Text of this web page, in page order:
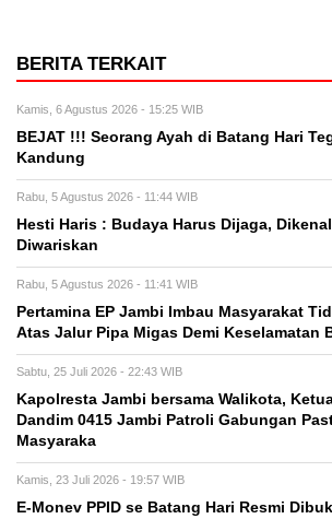
BERITA TERKAIT
Kamis, 6 Agustus 2026 - 15:25 WIB
BEJAT !!! Seorang Ayah di Batang Hari
Kandung
Rabu, 5 Agustus 2026 - 11:44 WIB
Hesti Haris : Budaya Harus Dijaga,
Diwariskan
Rabu, 5 Agustus 2026 - 11:41 WIB
Pertamina EP Jambi Imbau Masyarakat
Atas Jalur Pipa Migas Demi Keselamatan
Sabtu, 25 Juli 2026 - 22:43 WIB
Kapolresta Jambi bersama Walikota,
Dandim 0415 Jambi Patroli Gabungan
Masyaraka
Kamis, 23 Juli 2026 - 19:57 WIB
E-Monev PPID se Batang Hari Resmi